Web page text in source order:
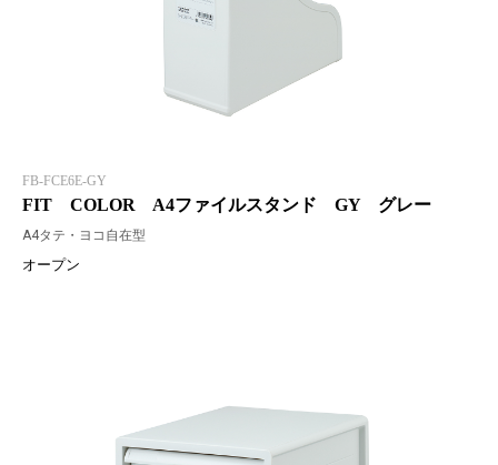
FB-FCE6E-GY
FIT COLOR A4ファイルスタンド GY グレー
A4タテ・ヨコ自在型
オープン